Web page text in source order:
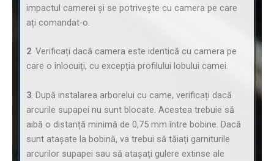
impactul camerei și se potrivește cu camera pe care
ați comandat-o.
2. Verificați dacă camera este identică cu camera pe
care o înlocuiți, cu excepția profilului lobului camei.
3. După instalarea arborelui cu came, verificați dacă
arcurile supapei nu sunt blocate. Acestea trebuie să
aibă o distanță minimă de 0,75 mm între bobine. Dacă
sunt atașate la bobină, va trebui să tăiați garniturile
arcurilor supapei sau să atașați gulere extinse ale